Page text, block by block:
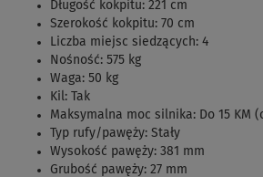
Długość kokpitu: 221 cm
Szerokość kokpitu: 70 cm
Liczba miejsc siedzących: 4
Nośność: 575 kg
Waga: 50 kg
Kil: Tak
Maksymalna moc silnika: Do 15 KM
Typ rufy/pawęży: Stały
Wysokość pawęży: 381 mm
Grubość pawęży: 27 mm